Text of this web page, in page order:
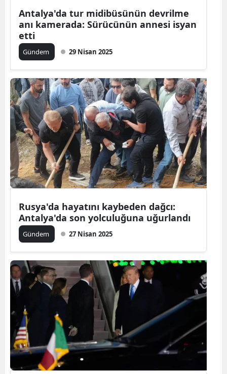
Antalya'da tur midibüsünün devrilme
anı kamerada: Sürücünün annesi isyan
etti
Gündem 29 Nisan 2025
Rusya'da hayatını kaybeden dağcı:
Antalya'da son yolculuğuna uğurlandı
Gündem 27 Nisan 2025